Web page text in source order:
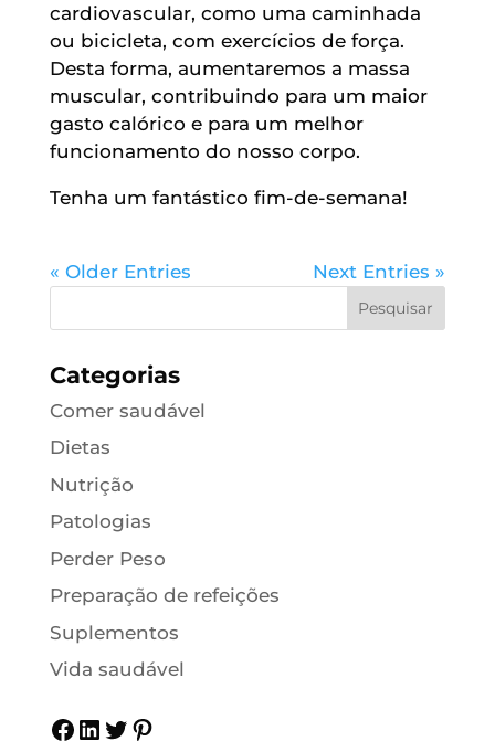
cardiovascular, como uma caminhada
ou bicicleta, com exercícios de força.
Desta forma, aumentaremos a massa
muscular, contribuindo para um maior
gasto calórico e para um melhor
funcionamento do nosso corpo.
Tenha um fantástico fim-de-semana!
« Older Entries Next Entries »
Categorias
Comer saudável
Dietas
Nutrição
Patologias
Perder Peso
Preparação de refeições
Suplementos
Vida saudável
Facebook
LinkedIn
Twitter
Pinterest